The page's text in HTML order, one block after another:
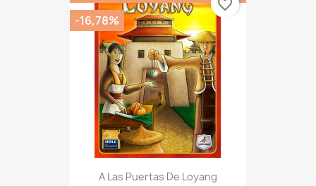
A Las Puertas De Loyang
-16,78%
favorite_border